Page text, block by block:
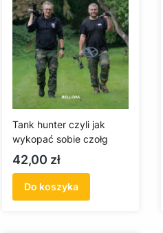
Tank hunter czyli jak
wykopać sobie czołg
Cena
42,00 zł
Do koszyka